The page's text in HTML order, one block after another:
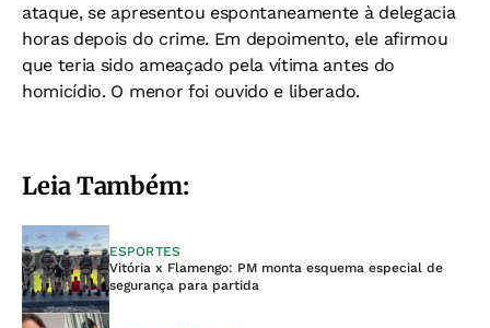
ataque, se apresentou espontaneamente à delegacia
horas depois do crime. Em depoimento, ele afirmou
que teria sido ameaçado pela vítima antes do
homicídio. O menor foi ouvido e liberado.
Leia Também:
ESPORTES
Vitória x Flamengo: PM monta esquema especial de
segurança para partida